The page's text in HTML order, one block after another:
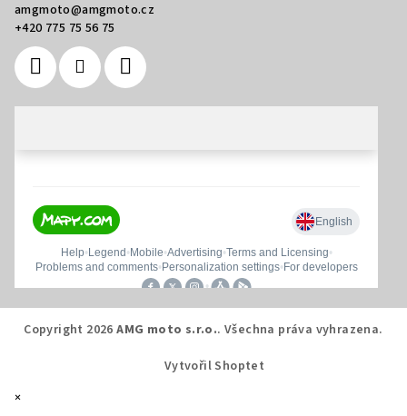
amgmoto@amgmoto.cz
+420 775 75 56 75
Copyright 2026AMG moto s.r.o.. Všechna práva vyhrazena.
Vytvořil Shoptet
×